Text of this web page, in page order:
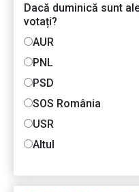
Dacă duminică sunt
votați?
AUR
PNL
PSD
SOS România
USR
Altul